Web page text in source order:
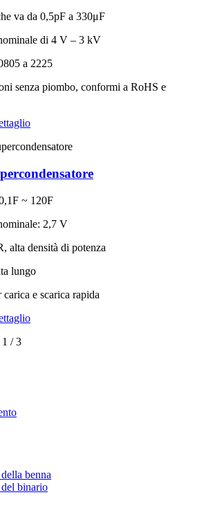
va da 0,5pF a 330μF
di 4 V – 3 kV
a 2225
senza piombo, conformi a RoHS e
~ 120F
2,7 V
alta densità di potenza
lungo
e scarica rapida
1 / 3
benna
binario